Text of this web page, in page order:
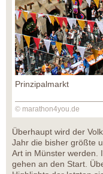
Prinzipalmarkt
© marathon4you.de
Überhaupt wird der
Jahr die bisher größte
Art in Münster werden.
gehen an den Start.